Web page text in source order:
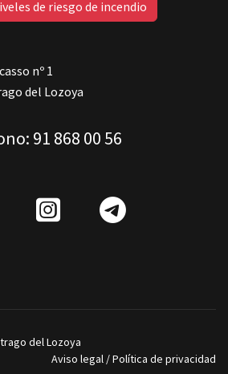
de riesgo de incendio
nº 1
del Lozoya
91 868 00 56
IG
del Lozoya
Aviso legal /Política de privacidad